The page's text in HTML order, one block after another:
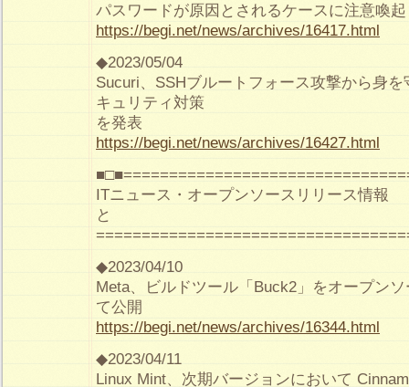
パスワードが原因とされるケースに注意喚起
https://begi.net/news/archives/16417.html
◆2023/05/04
Sucuri、SSHブルートフォース攻撃から身
キュリティ対策
を発表
https://begi.net/news/archives/16427.html
ITニュース・オープンソースリリース
と
◆2023/04/10
Meta、ビルドツール「Buck2」をオープン
て公開
https://begi.net/news/archives/16344.html
◆2023/04/11
Linux Mint、次期バージョンにおいて